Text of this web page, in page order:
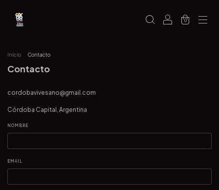
0
Inicio Contacto
Contacto
cordobavivesano@gmail.com
Córdoba Capital, Argentina
NOMBRE
EMAIL